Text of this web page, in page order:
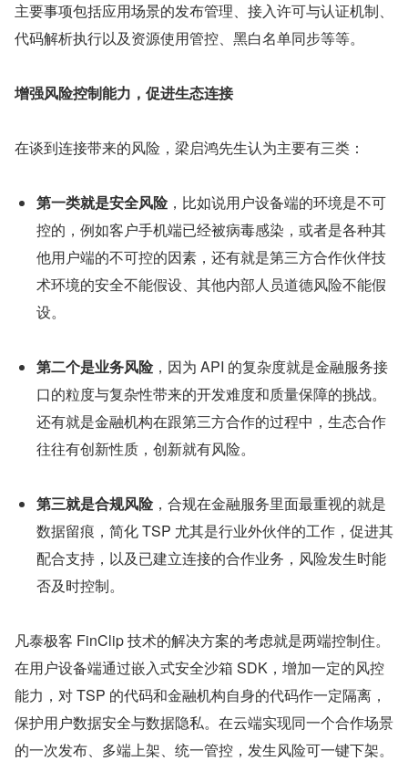
主要事项包括应用场景的发布管理、接入许可与认证机制、
代码解析执行以及资源使用管控、黑白名单同步等等。
增强风险控制能力，促进生态连接
在谈到连接带来的风险，梁启鸿先生认为主要有三类：
第一类就是安全风险，比如说用户设备端的环境是不可
控的，例如客户手机端已经被病毒感染，或者是各种其
他用户端的不可控的因素，还有就是第三方合作伙伴技
术环境的安全不能假设、其他内部人员道德风险不能假
设。
第二个是业务风险，因为 API 的复杂度就是金融服务接
口的粒度与复杂性带来的开发难度和质量保障的挑战。
还有就是金融机构在跟第三方合作的过程中，生态合作
往往有创新性质，创新就有风险。
第三就是合规风险，合规在金融服务里面最重视的就是
数据留痕，简化 TSP 尤其是行业外伙伴的工作，促进其
配合支持，以及已建立连接的合作业务，风险发生时能
否及时控制。
凡泰极客 FinClip 技术的解决方案的考虑就是两端控制住。
在用户设备端通过嵌入式安全沙箱 SDK，增加一定的风控
能力，对 TSP 的代码和金融机构自身的代码作一定隔离，
保护用户数据安全与数据隐私。在云端实现同一个合作场景
的一次发布、多端上架、统一管控，发生风险可一键下架。